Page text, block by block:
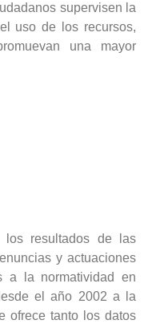
supervisen la
uso de los recursos,
una mayor
los resultados de las
y actuaciones
a la normatividad en
el año 2002 a la
ofrece tanto los datos